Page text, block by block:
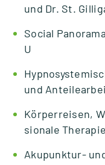
und Dr. St.
Social
U
und
Kör­per­rei­sen,
sio­nale The­ra­pie
Aku­­pun­k­­tur-